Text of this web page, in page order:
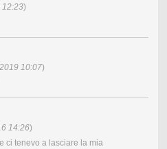
12:23)
10:07)
14:26)
ci tenevo a lasciare la mia